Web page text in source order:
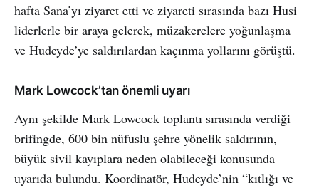
hafta Sana’yı ziyaret etti ve ziyareti sırasında bazı Husi
liderlerle bir araya gelerek, müzakerelere yoğunlaşma
ve Hudeyde’ye saldırılardan kaçınma yollarını görüştü.
Mark Lowcock’tan önemli uyarı
Aynı şekilde Mark Lowcock toplantı sırasında verdiği
brifingde, 600 bin nüfuslu şehre yönelik saldırının,
büyük sivil kayıplara neden olabileceği konusunda
uyarıda bulundu. Koordinatör, Hudeyde’nin “kıtlığı ve